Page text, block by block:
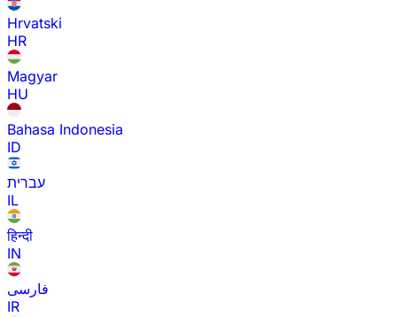
Hrvatski
HR
Magyar
HU
Bahasa Indonesia
ID
עברית
IL
हिन्दी
IN
فارسی
IR